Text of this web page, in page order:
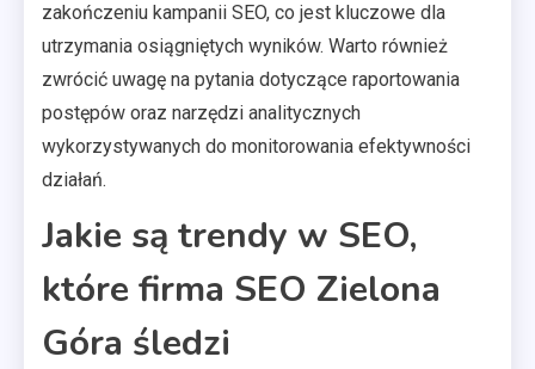
zakończeniu kampanii SEO, co jest kluczowe dla
utrzymania osiągniętych wyników. Warto również
zwrócić uwagę na pytania dotyczące raportowania
postępów oraz narzędzi analitycznych
wykorzystywanych do monitorowania efektywności
działań.
Jakie są trendy w SEO,
które firma SEO Zielona
Góra śledzi